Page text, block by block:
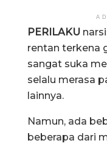
PERILAKU
rentan terkena
sangat suka
selalu merasa
lainnya.
Namun, ada
beberapa dari